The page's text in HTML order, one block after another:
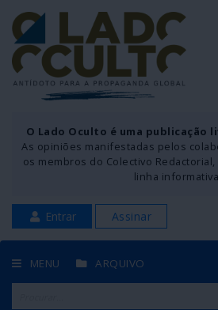
O Lado Oculto é uma publicação
As opiniões manifestadas pelos
os membros do Colectivo
linha
Entrar Assinar
MENU ARQUIVO